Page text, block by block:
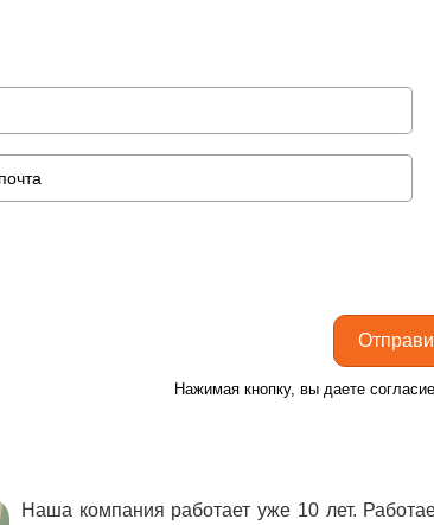
Нажимая кнопку, вы даете
Наша компания работает уже 10 лет.